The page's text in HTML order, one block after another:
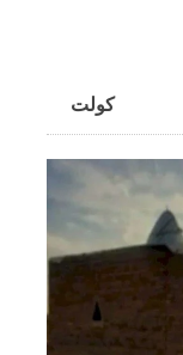
کولت